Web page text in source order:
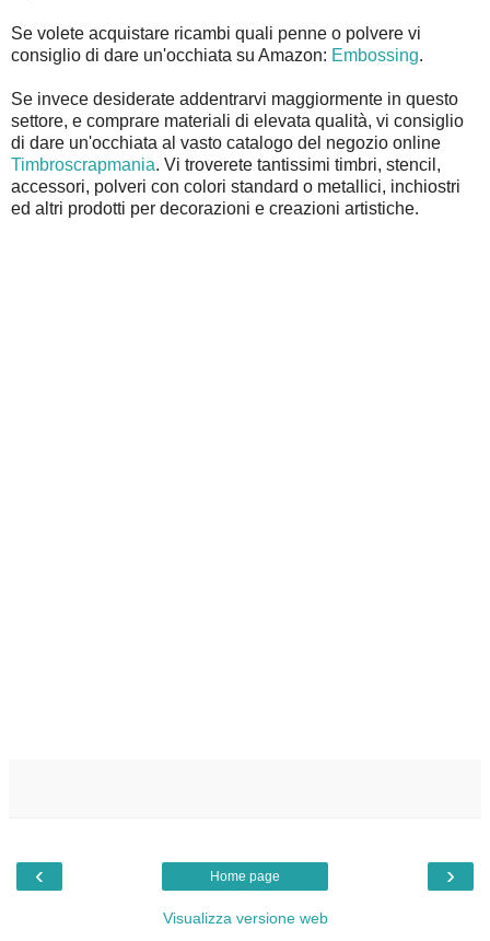
Se volete acquistare ricambi quali penne o polvere vi
consiglio di dare un'occhiata su Amazon: Embossing.
Se invece desiderate addentrarvi maggiormente in questo
settore, e comprare materiali di elevata qualità, vi consiglio
di dare un'occhiata al vasto catalogo del negozio online
Timbroscrapmania. Vi troverete tantissimi timbri, stencil,
accessori, polveri con colori standard o metallici, inchiostri
ed altri prodotti per decorazioni e creazioni artistiche.
‹ ›
Home page
Visualizza versione web